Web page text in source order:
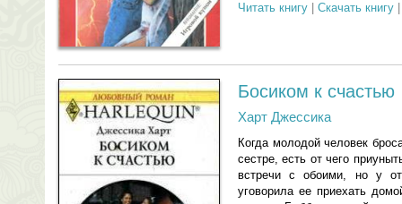
Читать книгу Скачать книгу
Босиком к счастью
Харт Джессика
Когда молодой человек
сестре, есть от чего
встречи с обоими, но у
уговорила ее приехать